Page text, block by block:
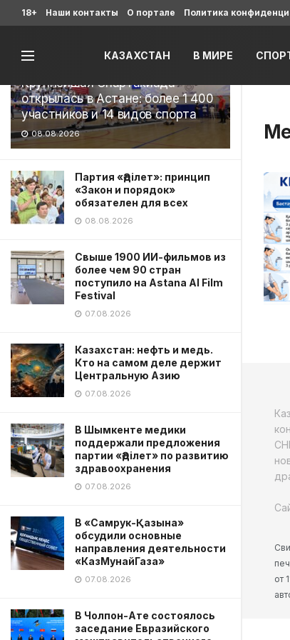
Последние
Крупнейшая Спартакиада
открылась в Астане: более 1 400
участников и 14 видов спорта
08.08.2026
Партия «Әділет»: принцип
«Закон и порядок»
обязателен для всех
08.08.2026
Свыше 1900 ИИ-фильмов из
более чем 90 стран
поступило на Astana AI Film
Festival
07.08.2026
Казахстан: нефть и медь.
Кто на самом деле держит
Центральную Азию
07.08.2026
В Шымкенте медики
поддержали предложения
партии «Әділет» по развитию
здравоохранения
07.08.2026
В «Самрук-Қазына»
обсудили основные
направления деятельности
«КазМунайГаза»
07.08.2026
В Чолпон-Ате состоялось
заседание Евразийского
18+ Наши контакты О портале Политика
КАЗАХСТАН В МИРЕ
от